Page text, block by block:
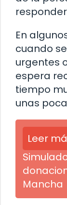
En
cuando
urgentes
espera
tiempo
unas
Leer
Mancha